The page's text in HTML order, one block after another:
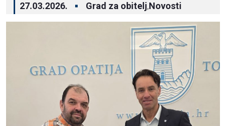
27.03.2026. Grad za obitelj,Novosti